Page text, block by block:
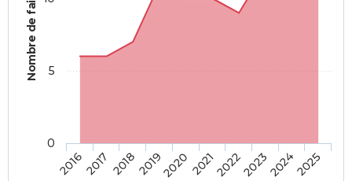
Nombre de faits
20162017 20182019202020212022202320242025
0
5